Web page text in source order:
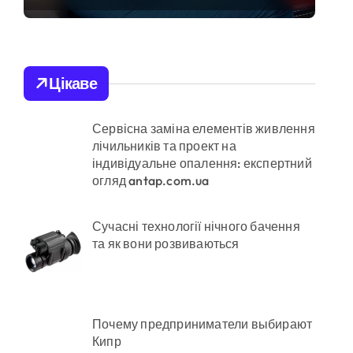
забудови під оренду
придатного» за $15 тис.
умовах
оновили центр
медицини
Цікаве
Сервісна заміна елементів живлення
лічильників та проект на
індивідуальне опалення: експертний
огляд antap.com.ua
Сучасні технології нічного бачення
та як вони розвиваються
Почему предприниматели выбирают
Кипр